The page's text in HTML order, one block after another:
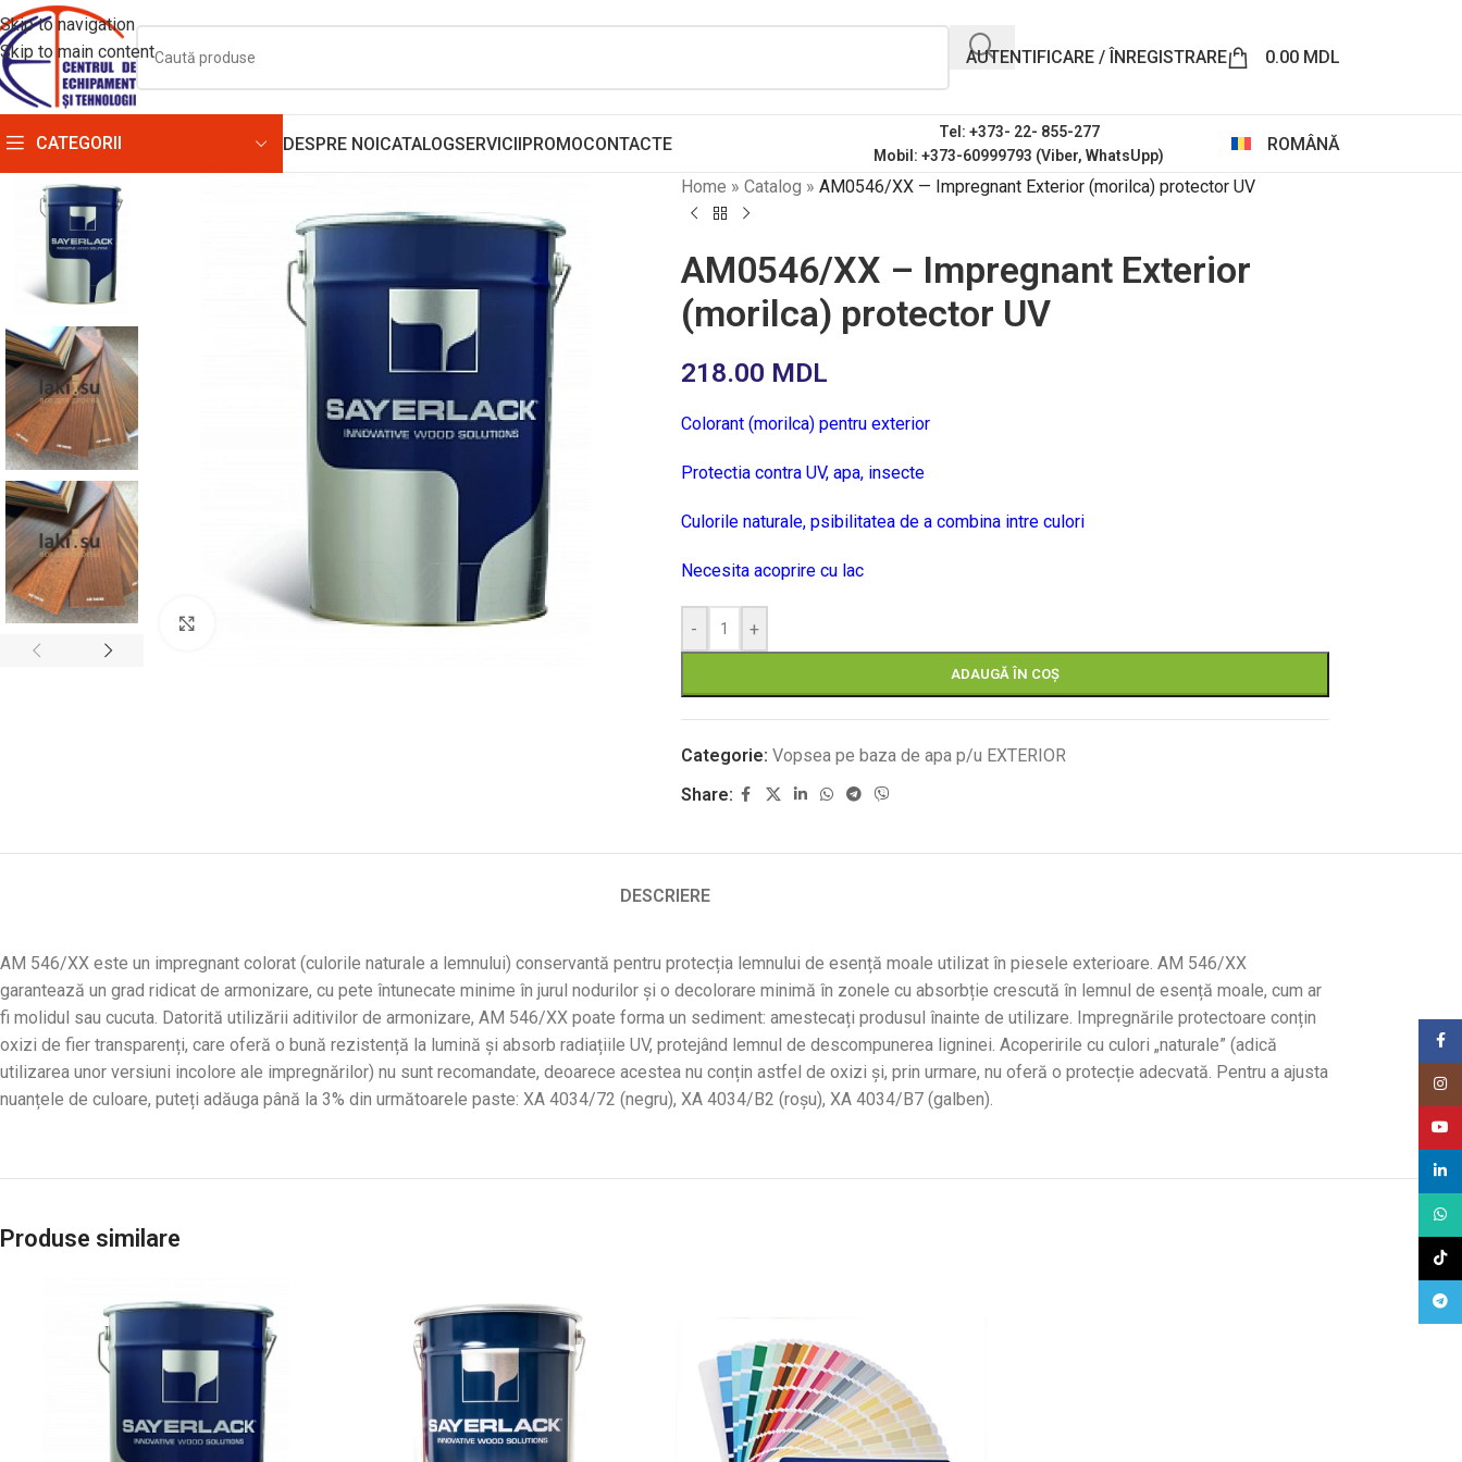
Skip to navigation
Skip to main content
AUTENTIFICARE / ÎNREGISTRARE 0.00 MDL
CATEGORII DESPRE NOICATALOGSERVICIIPROMOCONTACTE
Tel: +373- 22- 855-277
Mobil: +373-60999793 (Viber, WhatsUpp)
ROMÂNĂ
Faceți click pentru a mări
Home » Catalog » AM0546/XX — Impregnant Exterior (morilca) protector UV
AM0546/XX – Impregnant Exterior
(morilca) protector UV
218.00 MDL
Colorant (morilca) pentru exterior
Protectia contra UV, apa, insecte
Culorile naturale, psibilitatea de a combina intre culori
Necesita acoprire cu lac
- +
ADAUGĂ ÎN COȘ
Categorie: Vopsea pe baza de apa p/u EXTERIOR
Share:
DESCRIERE
AM 546/XX este un impregnant colorat (culorile naturale a lemnului) conservantă pentru protecția lemnului de esență moale utilizat în piesele exterioare. AM 546/XX
garantează un grad ridicat de armonizare, cu pete întunecate minime în jurul nodurilor și o decolorare minimă în zonele cu absorbție crescută în lemnul de esență moale, cum ar
fi molidul sau cucuta. Datorită utilizării aditivilor de armonizare, AM 546/XX poate forma un sediment: amestecați produsul înainte de utilizare. Impregnările protectoare conțin
oxizi de fier transparenți, care oferă o bună rezistență la lumină și absorb radiațiile UV, protejând lemnul de descompunerea ligninei. Acoperirile cu culori „naturale” (adică
utilizarea unor versiuni incolore ale impregnărilor) nu sunt recomandate, deoarece acestea nu conțin astfel de oxizi și, prin urmare, nu oferă o protecție adecvată. Pentru a ajusta
nuanțele de culoare, puteți adăuga până la 3% din următoarele paste: XA 4034/72 (negru), XA 4034/B2 (roșu), XA 4034/B7 (galben).
Produse similare